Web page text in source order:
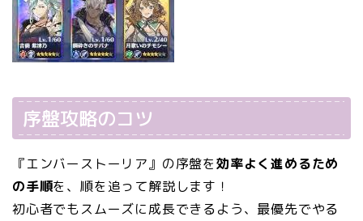
序盤攻略のコツ
『エンバーストーリア』の序盤を効率よく進めるため
の手順を、順を追って解説します！
初心者でもスムーズに成長できるよう、最優先でやる